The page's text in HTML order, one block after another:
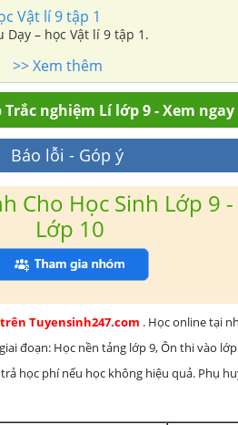
Vật lí 9 tập 1
– học Vật lí 9 tập 1.
>> Xem thêm
Trắc nghiệm Lí lớp 9 - Xem ngay
Báo lỗi - Góp ý
Cho Học Sinh Lớp 9
Lớp 10
Tuyensinh247.com . Học online tại
đoạn: Học nền tảng lớp 9, Ôn thi vào
học phí nếu học không hiệu quả. Phụ